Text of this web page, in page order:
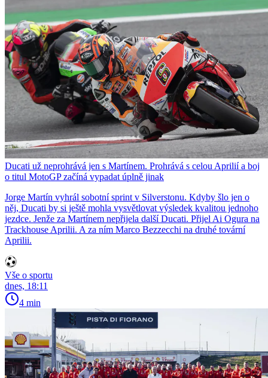
Ducati už neprohrává jen s Martínem. Prohrává s celou Aprilií a boj
o titul MotoGP začíná vypadat úplně jinak
Jorge Martín vyhrál sobotní sprint v Silverstonu. Kdyby šlo jen o
něj, Ducati by si ještě mohla vysvětlovat výsledek kvalitou jednoho
jezdce. Jenže za Martínem nepřijela další Ducati. Přijel Ai Ogura na
Trackhouse Aprilii. A za ním Marco Bezzecchi na druhé tovární
Aprilii.
Vše o sportu
dnes, 18:11
4 min